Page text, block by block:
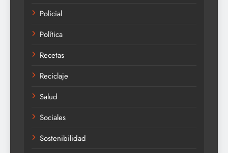
Policial
Política
Recetas
Reciclaje
Salud
Sociales
Sostenibilidad